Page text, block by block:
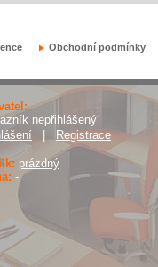
Obchodní podmínky
nepřihlášený
Registrace
prázdný
-